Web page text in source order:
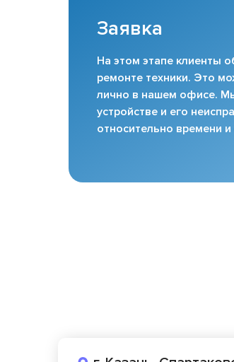
Заявка
На этом этапе клиенты
ремонте техники. Это
лично в нашем офисе.
устройстве и его
относительно времени